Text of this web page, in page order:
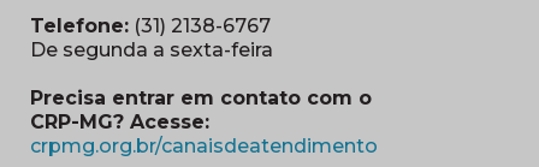
Telefone: (31) 2138-6767
De segunda a sexta-feira
Precisa entrar em contato com o
CRP-MG? Acesse:
crpmg.org.br/canaisdeatendimento